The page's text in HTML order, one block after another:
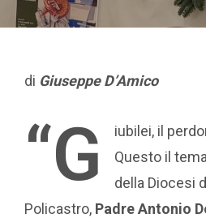
di Giuseppe D’Amico
“G
iubilei, il
Questo il
della Diocesi
Policastro, Padre Antonio